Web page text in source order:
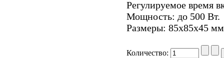
Регулируемое время
Мощность: до 500 Вт.
Размеры: 85х85х45
Количество: